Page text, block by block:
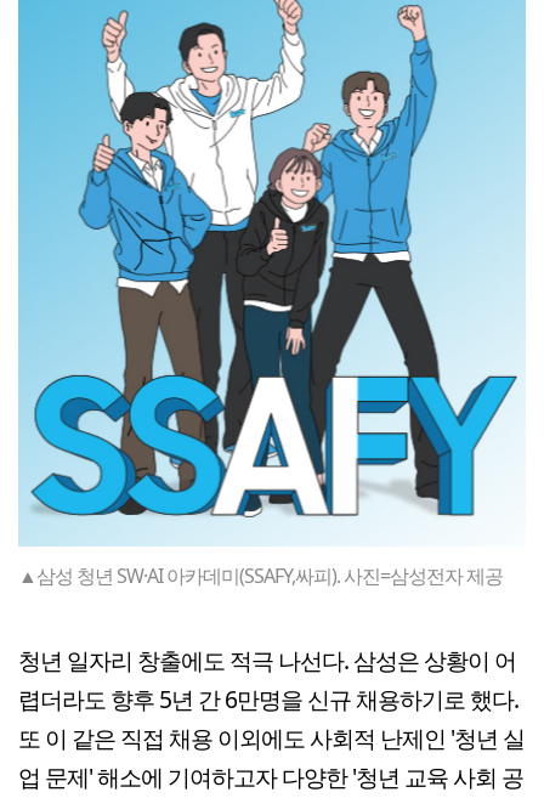
▲삼성 청년 SW·AI 아카데미(SSAFY,싸피). 사진=삼성전자 제공
청년 일자리 창출에도 적극 나선다. 삼성은 상황이 어
렵더라도 향후 5년 간 6만명을 신규 채용하기로 했다.
또 이 같은 직접 채용 이외에도 사회적 난제인 '청년 실
업 문제' 해소에 기여하고자 다양한 '청년 교육 사회 공